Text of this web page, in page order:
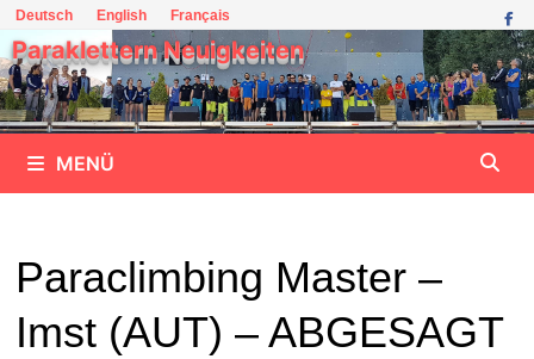
Zum
Inhalt
springen
Deutsch English Français
Paraklettern Neuigkeiten
MENÜ
Paraclimbing Master –
Imst (AUT) – ABGESAGT